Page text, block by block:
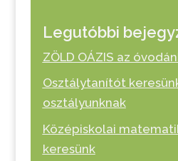
Legutóbbi
ZÖLD OÁZIS az
Osztálytanítót
osztályunknak
Középiskolai
keresünk